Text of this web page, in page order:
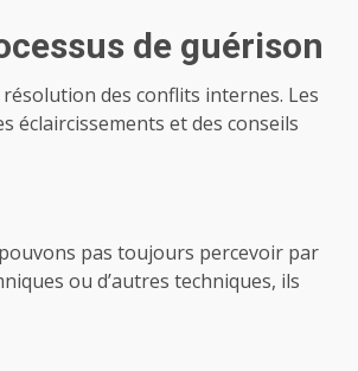
de guérison
des conflits internes. Les
éclaircissements et des conseils
pas toujours percevoir par
ou d’autres techniques, ils